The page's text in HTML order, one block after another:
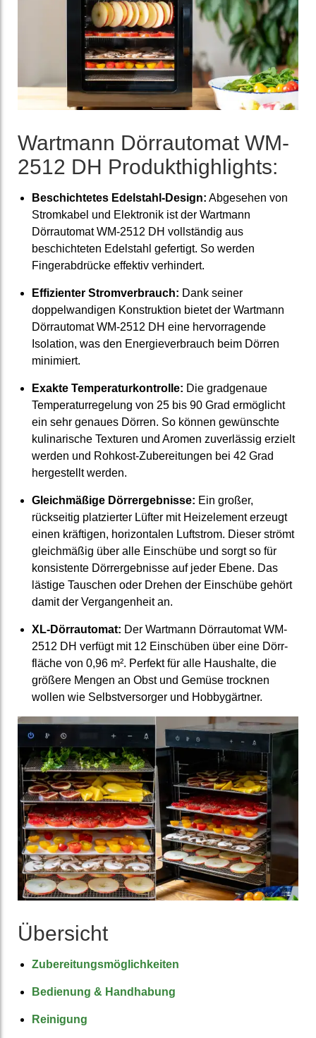
Wartmann Dörrautomat WM-
2512 DH Produkt­high­lights:
Beschichtetes Edelstahl-Design: Abgesehen von
Stromkabel und Elektronik ist der Wartmann
Dörrautomat WM-2512 DH vollständig aus
beschichteten Edelstahl gefertigt. So werden
Fingerabdrücke effektiv verhindert.
Effizienter Stromverbrauch: Dank seiner
doppelwandigen Konstruktion bietet der Wartmann
Dörrautomat WM-2512 DH eine hervorragende
Isolation, was den Energieverbrauch beim Dörren
minimiert.
Exakte Temperaturkontrolle: Die gradgenaue
Temperaturregelung von 25 bis 90 Grad ermöglicht
ein sehr genaues Dörren. So können gewünschte
kulinarische Texturen und Aromen zuverlässig erzielt
werden und Rohkost-Zubereitungen bei 42 Grad
hergestellt werden.
Gleichmäßige Dörrergebnisse: Ein großer,
rückseitig platzierter Lüfter mit Heizelement erzeugt
einen kräftigen, horizontalen Luftstrom. Dieser strömt
gleichmäßig über alle Einschübe und sorgt so für
konsistente Dörrergebnisse auf jeder Ebene. Das
lästige Tauschen oder Drehen der Einschübe gehört
damit der Vergangenheit an.
XL-Dörrautomat: Der Wartmann Dörrautomat WM-
2512 DH verfügt mit 12 Einschüben über eine Dörr­
fläche von 0,96 m². Perfekt für alle Haushalte, die
größere Mengen an Obst und Gemüse trocknen
wollen wie Selbstversorger und Hobbygärtner.
Übersicht
Zuberei­tungs­möglich­keiten
Bedienung & Hand­habung
Reinigung